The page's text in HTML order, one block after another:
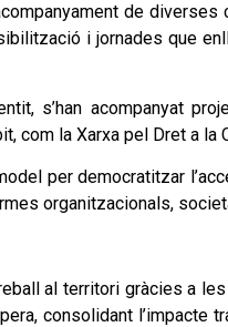
de
i jornades que
s’han acompanyat
la Xarxa pel Dret a la
per democratitzar
organitzacionals,
al territori gràcies a les
consolidant l’impacte